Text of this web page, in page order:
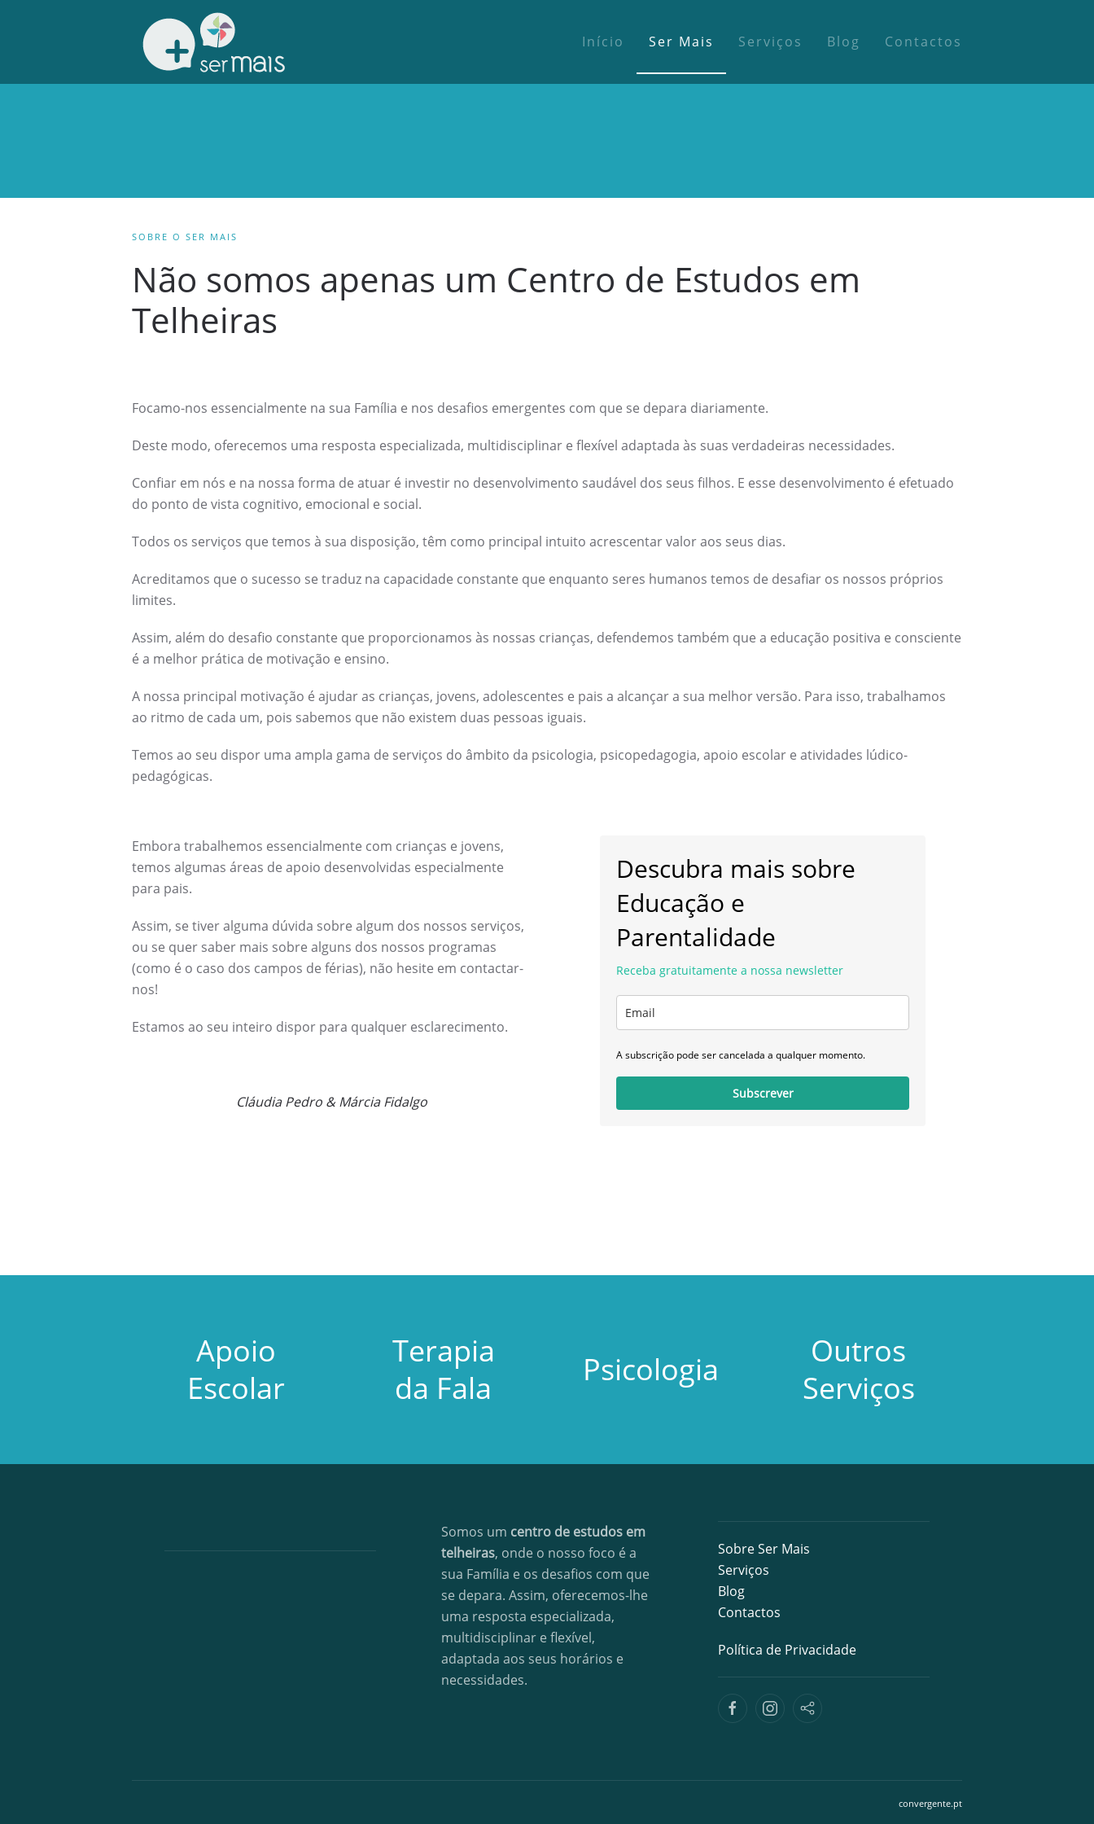
Início Ser Mais Serviços Blog Contactos
SOBRE O SER MAIS
Não somos apenas um Centro de Estudos em
Telheiras
Focamo-nos essencialmente na sua Família e nos desafios emergentes com que se depara diariamente.
Deste modo, oferecemos uma resposta especializada, multidisciplinar e flexível adaptada às suas verdadeiras necessidades.
Confiar em nós e na nossa forma de atuar é investir no desenvolvimento saudável dos seus filhos. E esse desenvolvimento é efetuado
do ponto de vista cognitivo, emocional e social.
Todos os serviços que temos à sua disposição, têm como principal intuito acrescentar valor aos seus dias.
Acreditamos que o sucesso se traduz na capacidade constante que enquanto seres humanos temos de desafiar os nossos próprios
limites.
Assim, além do desafio constante que proporcionamos às nossas crianças, defendemos também que a educação positiva e consciente
é a melhor prática de motivação e ensino.
A nossa principal motivação é ajudar as crianças, jovens, adolescentes e pais a alcançar a sua melhor versão. Para isso, trabalhamos
ao ritmo de cada um, pois sabemos que não existem duas pessoas iguais.
Temos ao seu dispor uma ampla gama de serviços do âmbito da psicologia, psicopedagogia, apoio escolar e atividades lúdico-
pedagógicas.
Embora trabalhemos essencialmente com crianças e jovens,
temos algumas áreas de apoio desenvolvidas especialmente
para pais.
Assim, se tiver alguma dúvida sobre algum dos nossos serviços,
ou se quer saber mais sobre alguns dos nossos programas
(como é o caso dos campos de férias), não hesite em contactar-
nos!
Estamos ao seu inteiro dispor para qualquer esclarecimento.
Cláudia Pedro & Márcia Fidalgo
Descubra mais sobre
Educação e
Parentalidade
Receba gratuitamente a nossa newsletter
A subscrição pode ser cancelada a qualquer momento.
Subscrever
Apoio
Escolar
Terapia
da Fala
Psicologia
Outros
Serviços
Somos um centro de estudos em
telheiras, onde o nosso foco é a
sua Família e os desafios com que
se depara. Assim, oferecemos-lhe
uma resposta especializada,
multidisciplinar e flexível,
adaptada aos seus horários e
necessidades.
Sobre Ser Mais
Serviços
Blog
Contactos
Política de Privacidade
convergente.pt